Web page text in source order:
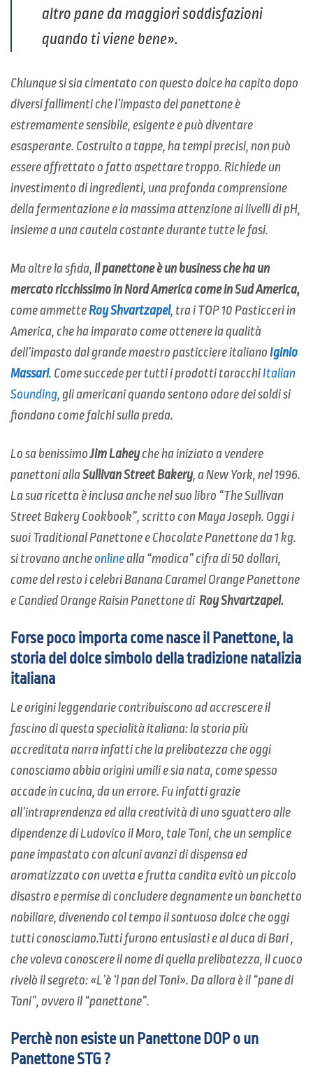
altro pane da maggiori soddisfazioni
quando ti viene bene».
Chiunque si sia cimentato con questo dolce ha capito dopo
diversi fallimenti che l’impasto del panettone è
estremamente sensibile, esigente e può diventare
esasperante. Costruito a tappe, ha tempi precisi, non può
essere affrettato o fatto aspettare troppo. Richiede un
investimento di ingredienti, una profonda comprensione
della fermentazione e la massima attenzione ai livelli di pH,
insieme a una cautela costante durante tutte le fasi.
Ma oltre la sfida, il panettone è un business che ha un
mercato ricchissimo in Nord America come in Sud America,
come ammetteRoy Shvartzapel, tra i TOP 10 Pasticceri in
America, che ha imparato come ottenere la qualità
dell’impasto dal grande maestro pasticciere italiano Iginio
Massari. Come succede per tutti i prodotti tarocchi Italian
Sounding, gli americani quando sentono odore dei soldi si
fiondano come falchi sulla preda.
Lo sa benissimoJim Laheyche ha iniziato a vendere
panettoni allaSullivan Street Bakery, a New York, nel 1996.
La sua ricetta è inclusa anche nel suo libro “The Sullivan
Street Bakery Cookbook”, scritto con Maya Joseph. Oggi i
suoi Traditional Panettone e Chocolate Panettone da 1 kg.
si trovano ancheonlinealla “modica” cifra di 50 dollari,
come del resto i celebri Banana Caramel Orange Panettone
e Candied Orange Raisin Panettone di Roy Shvartzapel.
Forse poco importa come nasce il Panettone, la
storia del dolce simbolo della tradizione natalizia
italiana
Le origini leggendarie contribuiscono ad accrescere il
fascino di questa specialità italiana: la storia più
accreditata narra infatti che la prelibatezza che oggi
conosciamo abbia origini umili e sia nata, come spesso
accade in cucina, da un errore. Fu infatti grazie
all’intraprendenza ed alla creatività di uno sguattero alle
dipendenze di Ludovico il Moro, tale Toni, che un semplice
pane impastato con alcuni avanzi di dispensa ed
aromatizzato con uvetta e frutta candita evitò un piccolo
disastro e permise di concludere degnamente un banchetto
nobiliare, divenendo col tempo il sontuoso dolce che oggi
tutti conosciamo.Tutti furono entusiasti e al duca di Bari ,
che voleva conoscere il nome di quella prelibatezza, il cuoco
rivelò il segreto: «L’è ‘l pan del Toni». Da allora è il “pane di
Toni”, ovvero il “panettone”.
Perchè non esiste un Panettone DOP o un
Panettone STG ?